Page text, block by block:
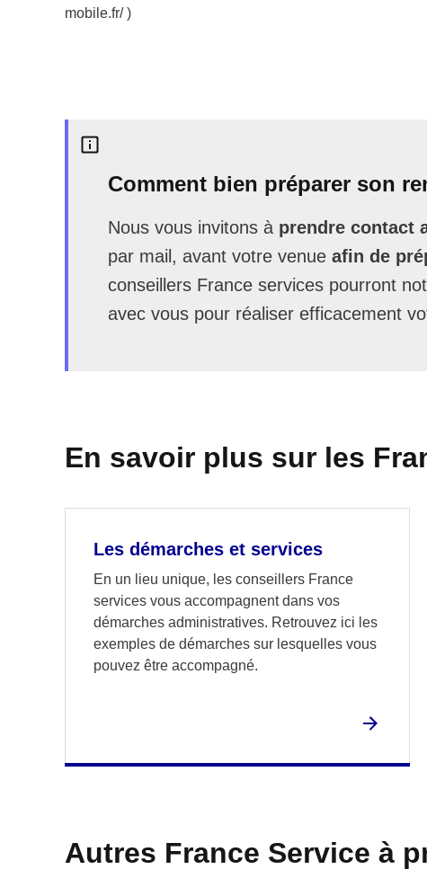
mobile.fr/ )
Comment bien préparer son
Nous vous invitons à prendre contact
par mail, avant votre venue afin de
conseillers France services pourront
avec vous pour réaliser efficacement
En savoir plus sur les
Les démarches et services
En un lieu unique, les conseillers France
services vous accompagnent dans vos
démarches administratives. Retrouvez ici les
exemples de démarches sur lesquelles vous
pouvez être accompagné.
Autres France Service à